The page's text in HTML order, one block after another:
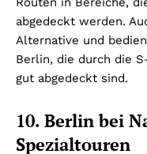
abgedeckt werden.
Alternative und
Berlin, die durch die
gut abgedeckt sind.
10. Berlin bei
Spezialtouren